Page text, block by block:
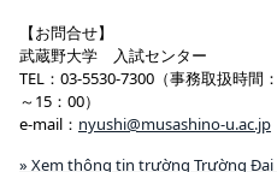
【お問合せ】
武蔵野大学 入試センター
TEL：03-5530-7300（事務取扱時
～15：00）
e-mail： nyushi@musashino-u.ac.jp
» Xem thông tin trường Trường Đại